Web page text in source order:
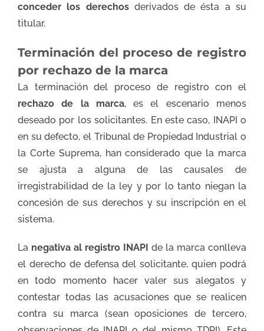
conceder los derechosderivados de ésta a su
titular.
Terminación del proceso de registro
por rechazo de la marca
La terminación del proceso de registro con el
rechazo de la marca, es el escenario menos
deseado por los solicitantes. En este caso, INAPI o
en su defecto, el Tribunal de Propiedad Industrial o
la Corte Suprema, han considerado que la marca
se ajusta a alguna de las causales de
irregistrabilidad de la ley y por lo tanto niegan la
concesión de sus derechos y su inscripción en el
sistema.
La negativa al registro INAPI de la marca conlleva
el derecho de defensa del solicitante, quien podrá
en todo momento hacer valer sus alegatos y
contestar todas las acusaciones que se realicen
contra su marca (sean oposiciones de tercero,